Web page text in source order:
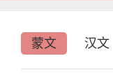
蒙文 汉文